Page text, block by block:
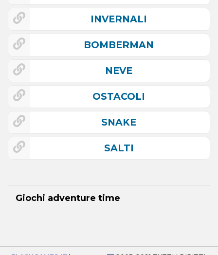
INVERNALI
BOMBERMAN
NEVE
OSTACOLI
SNAKE
SALTI
Giochi adventure time